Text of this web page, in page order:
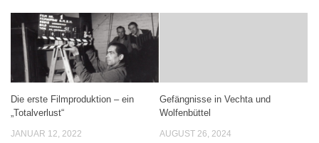
Die erste Filmproduktion – ein
„Totalverlust“
JANUAR 12, 2022
Gefängnisse in Vechta und
Wolfenbüttel
AUGUST 26, 2024